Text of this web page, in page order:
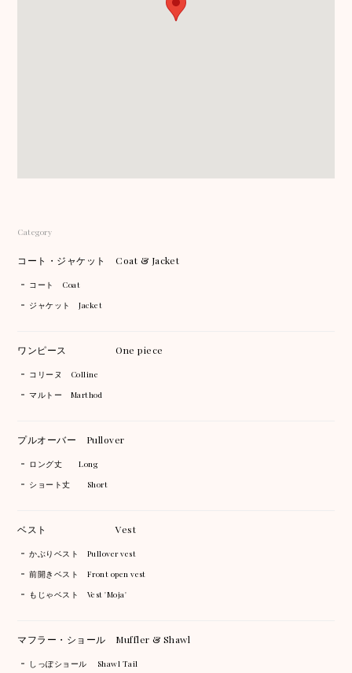
Category
コート・ジャケット Coat & Jacket
コート Coat
ジャケット Jacket
ワンピース One piece
コリーヌ Colline
マルトー Marthod
プルオーバー Pullover
ロング丈 Long
ショート丈 Short
ベスト Vest
かぶりベスト Pullover vest
前開きベスト Front open vest
もじゃベスト Vest 'Moja'
マフラー・ショール Muffler & Shawl
しっぽショール Shawl Tail